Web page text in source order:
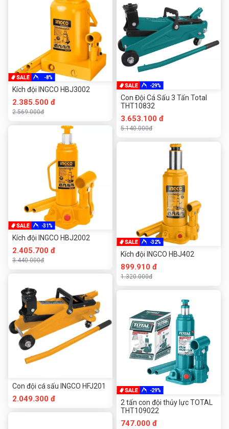
-8%
Kích đội INGCO HBJ3002
2.385.500 đ
2.569.000đ
-31%
Kích đội INGCO HBJ2002
2.405.700 đ
3.440.000đ
Con đội cá sấu INGCO HFJ201
2.049.300 đ
-29%
Con Đội Cá Sấu 3 Tấn Total
THT10832
3.653.100 đ
5.140.000đ
-32%
Kích đội INGCO HBJ402
899.910 đ
1.320.000đ
-29%
2 tấn con đội thủy lực TOTAL
THT109022
747.000 đ